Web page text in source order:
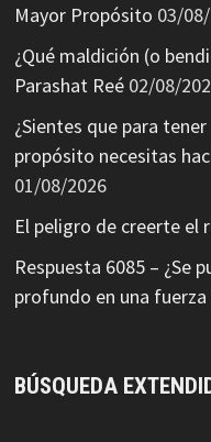
Mayor Propósito 03/
¿Qué maldición (o
Parashat Reé 02/08/
¿Sientes que para
propósito necesitas
01/08/2026
El peligro de creerte el
Respuesta 6085 – ¿Se
profundo en una
BÚSQUEDA